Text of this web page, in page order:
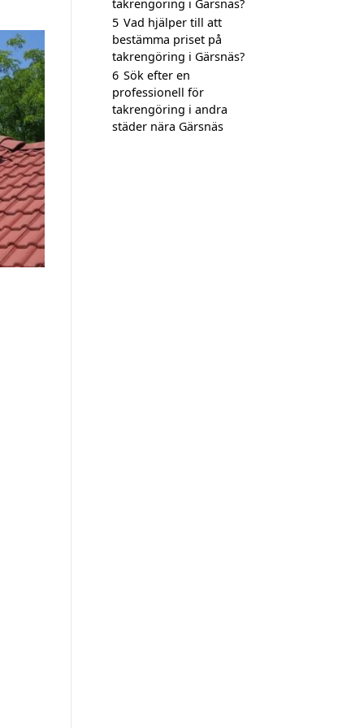
takrengöring i Gärsnäs?
5 Vad hjälper till att
bestämma priset på
takrengöring i Gärsnäs?
6 Sök efter en
professionell för
takrengöring i andra
städer nära Gärsnäs